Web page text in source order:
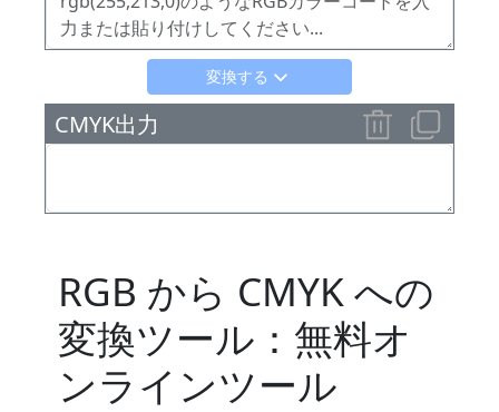
変換する
CMYK出力
RGB から CMYK への
変換ツール：無料オ
ンラインツール